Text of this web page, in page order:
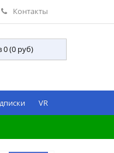
Контакты
0 (0 руб)
VR